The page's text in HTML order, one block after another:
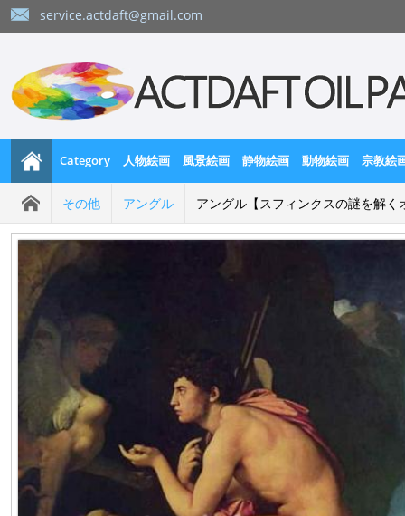
service.actdaft@gmail.com
Category 人物絵画 風景絵画 静物絵画 動物絵画 宗教絵
その他 アングル アングル【スフィンクスの謎を解く